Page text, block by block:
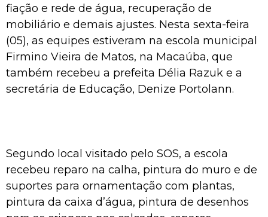
fiação e rede de água, recuperação de
mobiliário e demais ajustes. Nesta sexta-feira
(05), as equipes estiveram na escola municipal
Firmino Vieira de Matos, na Macaúba, que
também recebeu a prefeita Délia Razuk e a
secretária de Educação, Denize Portolann.
Segundo local visitado pelo SOS, a escola
recebeu reparo na calha, pintura do muro e de
suportes para ornamentação com plantas,
pintura da caixa d’água, pintura de desenhos